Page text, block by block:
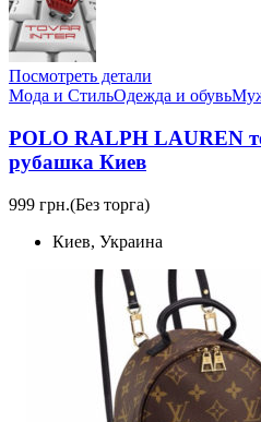
Посмотреть детали
Мода и СтильОдежда и обувь
POLO RALPH LAUREN
рубашка Киев
999 грн.(Без торга)
Киев, Украина